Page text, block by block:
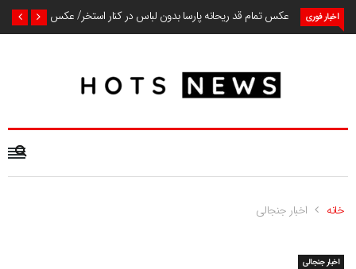
اخبار فوری عکس تمام قد ریحانه پارسا بدون لباس در کنار استخر/ عکس
خانه اخبار جنجالی
اخبار جنجالی